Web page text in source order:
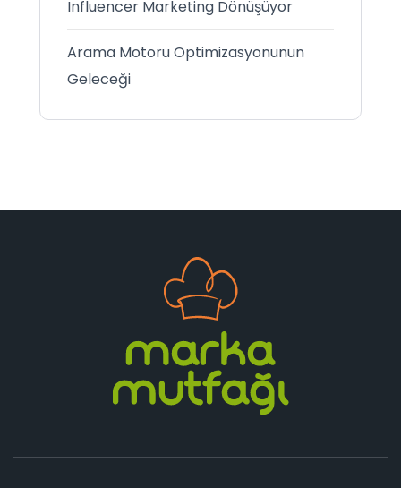
Influencer Marketing Dönüşüyor
Arama Motoru Optimizasyonunun
Geleceği